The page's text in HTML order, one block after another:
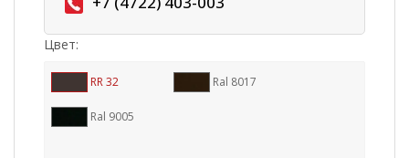
Цвет:
RR 32 Ral 8017
Ral 9005